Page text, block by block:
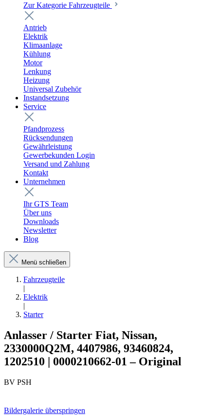
Zur Kategorie Fahrzeugteile
Antrieb
Elektrik
Klimaanlage
Kühlung
Motor
Lenkung
Heizung
Universal Zubehör
Instandsetzung
Service
Pfandprozess
Rücksendungen
Gewährleistung
Gewerbekunden Login
Versand und Zahlung
Kontakt
Unternehmen
Ihr GTS Team
Über uns
Downloads
Newsletter
Blog
Menü schließen
Fahrzeugteile
|
Elektrik
|
Starter
Anlasser / Starter Fiat, Nissan,
2330000Q2M, 4407986, 93460824,
1202510 | 0000210662-01 – Original
BV PSH
Bildergalerie überspringen